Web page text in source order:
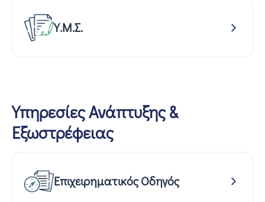
Υ.Μ.Σ.
Υπηρεσίες Ανάπτυξης &
Εξωστρέφειας
Επιχειρηματικός Οδηγός